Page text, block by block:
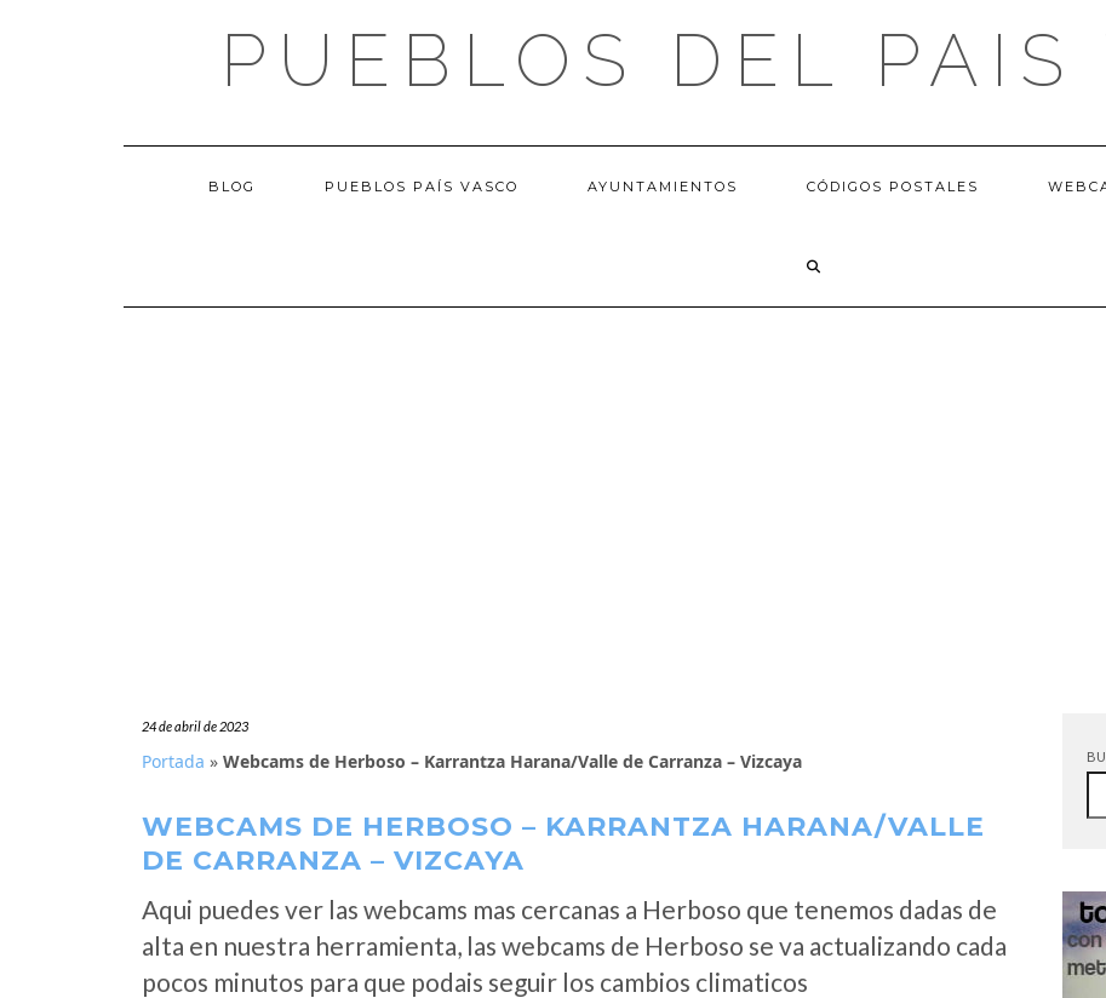
PUEBLOS DEL PAIS
BLOG PUEBLOS PAÍS VASCO AYUNTAMIENTOS CÓDIGOS POSTALES
24 de abril de 2023
Portada » Webcams de Herboso – Karrantza Harana/Valle de Carranza – Vizcaya
WEBCAMS DE HERBOSO – KARRANTZA HARANA/VALLE
DE CARRANZA – VIZCAYA
Aqui puedes ver las webcams mas cercanas a Herboso que tenemos dadas de
alta en nuestra herramienta, las webcams de Herboso se va actualizando cada
pocos minutos para que podais seguir los cambios climaticos